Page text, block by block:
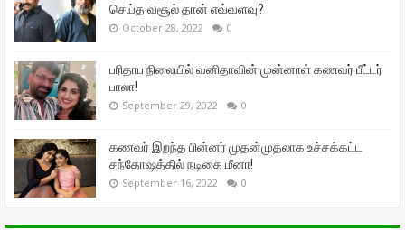
செய்த வசூல் தான் எவ்வளவு?
October 28, 2022 0
பரிதாப நிலையில் வனிதாவின் முன்னாள் கணவர் பீட்டர்
பாலா!
September 29, 2022 0
கணவர் இறந்த பின்னர் முதன்முதலாக உச்சக்கட்ட
சந்தோஷத்தில் நடிகை மீனா!
September 16, 2022 0